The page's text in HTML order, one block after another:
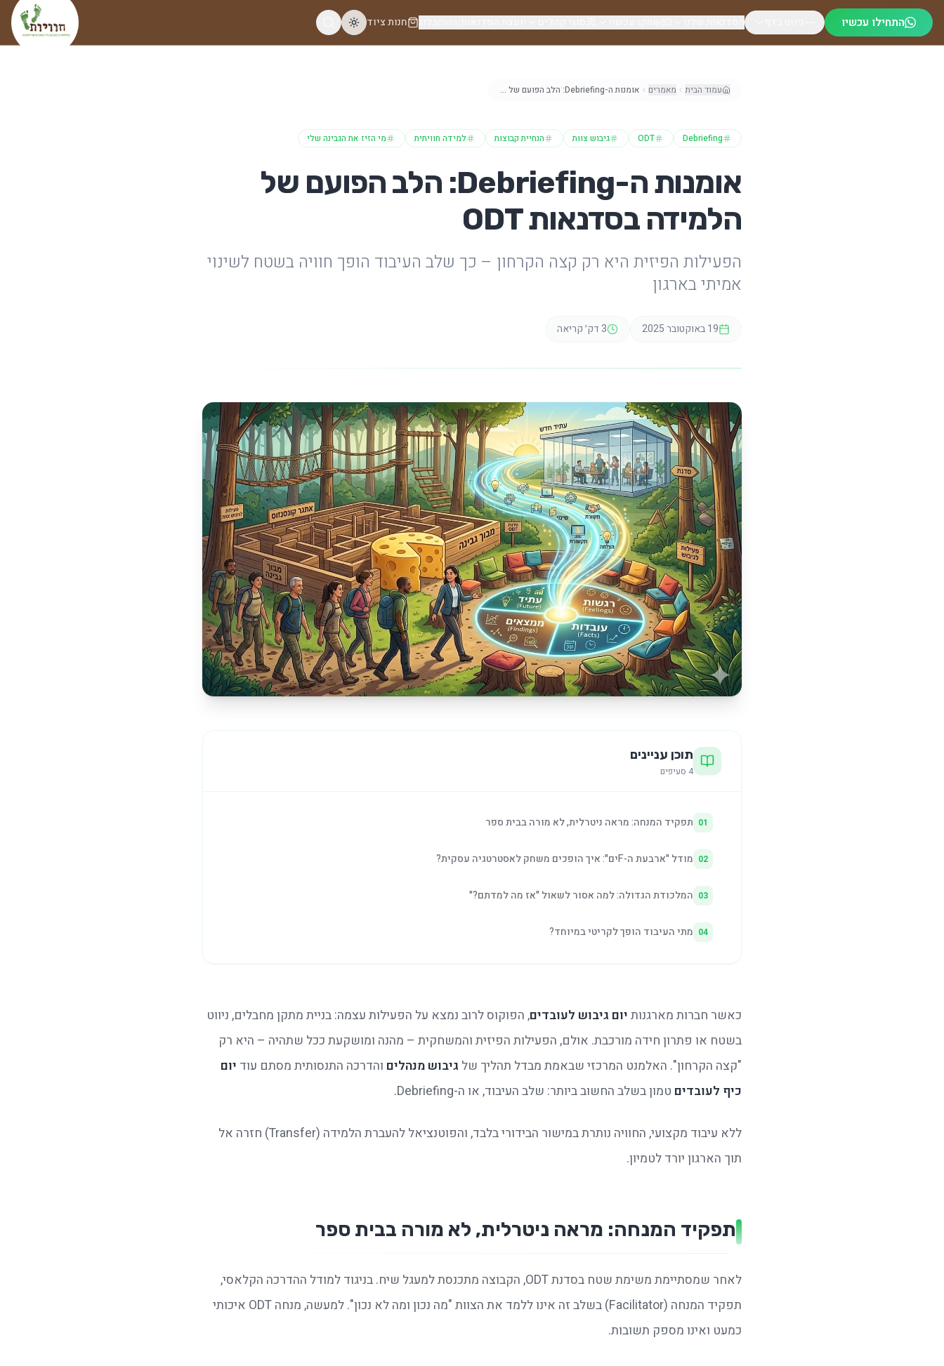
דלג לתוכן הראשי
התחילו עכשיו
חנות ציוד
עמוד הבית מאמרים אומנות ה-Debriefing: הלב הפועם של הלמידה בסדנאות ODT
Debriefing
ODT גיבוש צוות הנחיית קבוצות למידה חוויתית מי הזיז את הגבינה שלי
אומנות ה-Debriefing: הלב הפועם של
הלמידה בסדנאות ODT
הפעילות הפיזית היא רק קצה הקרחון – כך שלב העיבוד הופך חוויה בשטח לשינוי
אמיתי בארגון
19 באוקטובר 2025 3 דק׳ קריאה
תוכן עניינים
4 סעיפים
01 תפקיד המנחה: מראה ניטרלית, לא מורה בבית ספר
02 מודל "ארבעת ה-Fים": איך הופכים משחק לאסטרטגיה עסקית?
03 המלכודת הגדולה: למה אסור לשאול "אז מה למדתם?"
04 מתי העיבוד הופך לקריטי במיוחד?
כאשר חברות מארגנות יום גיבוש לעובדים
"קצה הקרחון". האלמנט המרכזי שבאמת מבדל תהליך של גיבוש מנהלים והדרכה התנסותית מסתם עוד
כיף לעובדים טמון בשלב החשוב ביותר: שלב העיבוד, או ה-Debriefing.
תוך הארגון יורד לטמיון.
תפקיד המנחה: מראה ניטרלית, לא מורה בבית ספר
כמעט ואינו מספק תשובות.